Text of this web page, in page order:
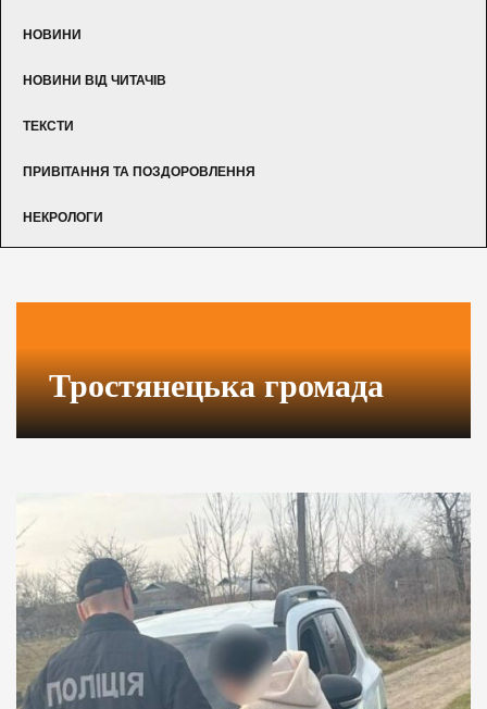
НОВИНИ
НОВИНИ ВІД ЧИТАЧІВ
ТЕКСТИ
ПРИВІТАННЯ ТА ПОЗДОРОВЛЕННЯ
НЕКРОЛОГИ
Тростянецька громада